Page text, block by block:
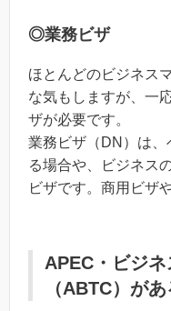
◎業務ビザ
ほとんどのビジネス
な気もしますが、一
ザが必要です。
業務ビザ（DN）は
る場合や、ビジネス
ビザです。商用ビザ
APEC・ビジ
（ABTC）が